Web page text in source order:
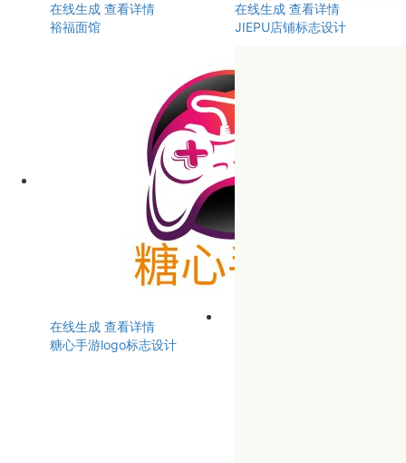
在线生成 查看详情
裕福面馆
在线生成 查看详情
JIEPU店铺标志设计
在线生成 查看详情
糖心手游logo标志设计